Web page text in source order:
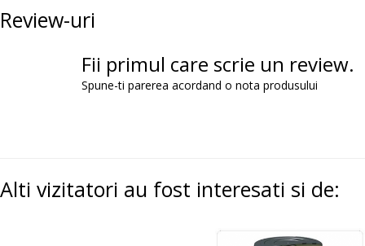
Review-uri
Fii primul care scrie un review.
Spune-ti parerea acordand o nota produsului
Alti vizitatori au fost interesati si de: